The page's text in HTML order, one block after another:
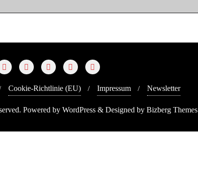
Cookie-Richtlinie (EU) Impressum Newsletter
Powered by WordPress & Designed by Bizberg Themes